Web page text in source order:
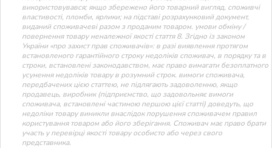
використовувався; якщо збережено його товарний вигляд, споживчі
властивості, пломби, ярлики; на підставі розрахунковий документ,
виданий споживачеві разом з проданим товаром. умови обміну /
повернення товару неналежної якості стаття 8. Згідно із законом
України «про захист прав споживачів»: в разі виявлення протягом
встановленого гарантійного строку недоліків споживач, в порядку та в
строки, встановлені законодавством, має право вимагати безоплатного
усунення недоліків товару в розумний строк. вимоги споживача,
передбачених цією статтею, не підлягають задоволенню, якщо
продавець, виробник (підприємство, що задовольняє вимоги
споживача, встановлені частиною першою цієї статті) доведуть, що
недоліки товару виникли внаслідок порушення споживачем правил
користування товаром або його зберігання. Споживач має право брати
участь у перевірці якості товару особисто або через свого
представника.